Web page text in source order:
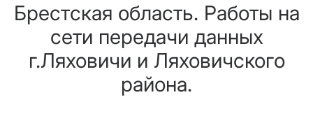
Брестская область. Работы на
сети передачи данных
г.Ляховичи и Ляховичского
района.